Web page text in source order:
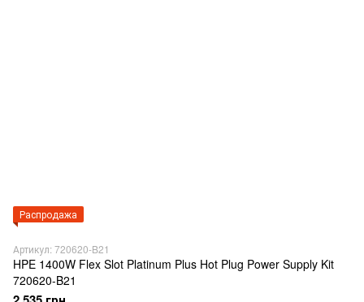
Распродажа
Артикул: 720620-B21
HPE 1400W Flex Slot Platinum Plus Hot Plug Power Supply Kit
720620-B21